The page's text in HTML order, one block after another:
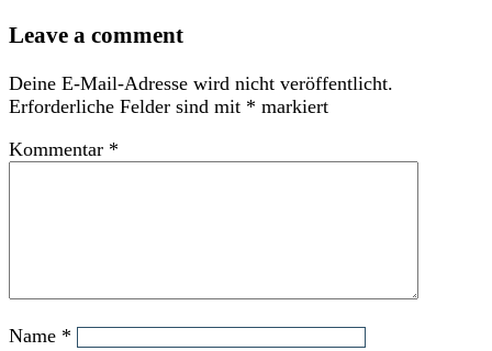
Leave a comment
Deine E-Mail-Adresse wird nicht veröffentlicht.
Erforderliche Felder sind mit * markiert
Kommentar *
Name *